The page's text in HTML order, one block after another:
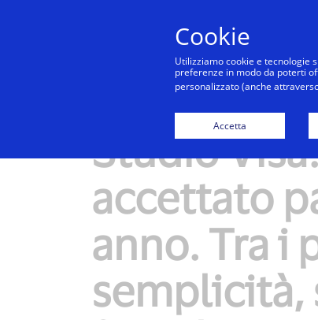
Studio
accettato
anno. Tra i
semplicità,
Cookie
Utilizziamo cookie e tecnologie
preferenze in modo da poterti
personalizzato (anche
Accetta